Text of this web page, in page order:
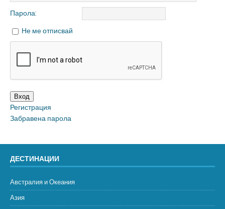
Парола:
Не ме отписвай
Вход
Регистрация
Забравена парола
ДЕСТИНАЦИИ
Австралия и Океания
Азия